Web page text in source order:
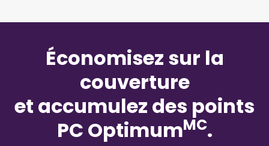
Économisez sur la
couverture
et accumulez des points
PC OptimumMC.